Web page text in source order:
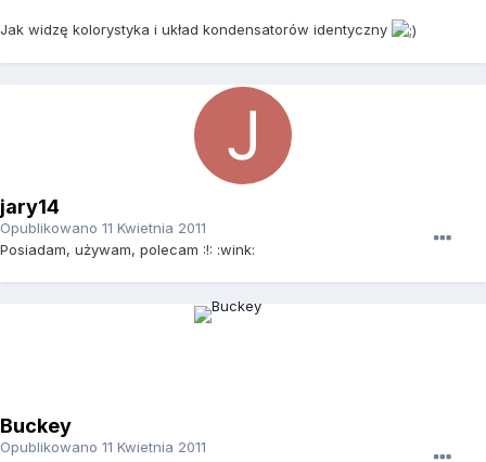
Jak widzę kolorystyka i układ kondensatorów identyczny
jary14
Opublikowano 11 Kwietnia 2011
Posiadam, używam, polecam :!: :wink:
Buckey
Opublikowano 11 Kwietnia 2011